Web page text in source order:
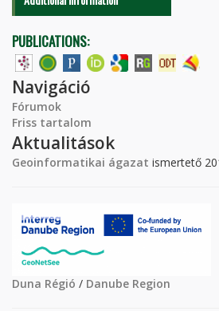
PUBLICATIONS:
Navigáció
Fórumok
Friss tartalom
Aktualitások
Geoinformatikai ágazat ismertető
Duna Régió / Danube Region